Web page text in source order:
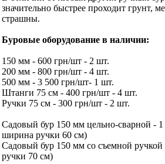
значительно быстрее проходит грунт,
страшны.
Буровые оборудование в наличии:
150 мм - 600 грн/шт - 2 шт.
200 мм - 800 грн/шт - 4 шт.
500 мм - 3 500 грн/шт- 1 шт.
Штанги 75 см - 400 грн/шт - 4 шт.
Ручки 75 см - 300 грн/шт - 2 шт.
Садовый бур 150 мм цельно-сварной - 1
ширина ручки 60 см)
Садовый бур 150 мм со съемной
ручки 70 см)